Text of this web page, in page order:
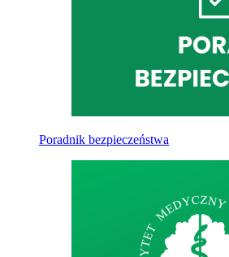
Poradnik bezpieczeństwa